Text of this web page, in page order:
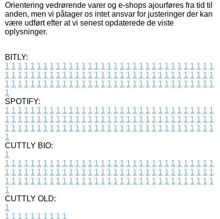
Orientering vedrørende varer og e-shops ajourføres fra tid til
anden, men vi påtager os intet ansvar for justeringer der kan
være udført efter at vi senest opdaterede de viste
oplysninger.
BITLY:
1 1 1 1 1 1 1 1 1 1 1 1 1 1 1 1 1 1 1 1 1 1 1 1 1 1 1 1 1 1 1 1 1
1 1 1 1 1 1 1 1 1 1 1 1 1 1 1 1 1 1 1 1 1 1 1 1 1 1 1 1 1 1 1 1 1
1 1 1 1 1 1 1 1 1 1 1 1 1 1 1 1 1 1 1 1 1 1 1 1 1 1 1 1 1 1 1 1 1
1
SPOTIFY:
1 1 1 1 1 1 1 1 1 1 1 1 1 1 1 1 1 1 1 1 1 1 1 1 1 1 1 1 1 1 1 1 1
1 1 1 1 1 1 1 1 1 1 1 1 1 1 1 1 1 1 1 1 1 1 1 1 1 1 1 1 1 1 1 1 1
1 1 1 1 1 1 1 1 1 1 1 1 1 1 1 1 1 1 1 1 1 1 1 1 1 1 1 1 1 1 1 1 1
1
CUTTLY BIO:
1
1 1 1 1 1 1 1 1 1 1 1 1 1 1 1 1 1 1 1 1 1 1 1 1 1 1 1 1 1 1 1 1 1
1 1 1 1 1 1 1 1 1 1 1 1 1 1 1 1 1 1 1 1 1 1 1 1 1 1 1 1 1 1 1 1 1
1 1 1 1 1 1 1 1 1 1 1 1 1 1 1 1 1 1 1 1 1 1 1 1 1 1 1 1 1 1 1 1 1
1
CUTTLY OLD:
1
1 1 1 1 1 1 1 1 1 1